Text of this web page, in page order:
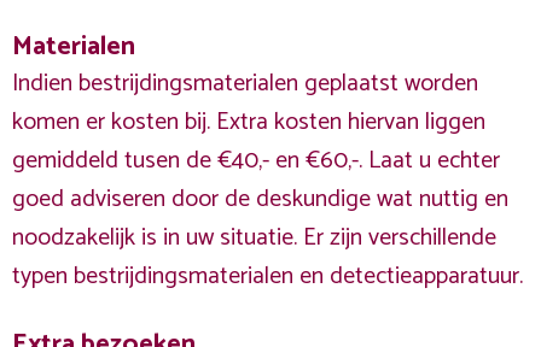
Materialen
Indien bestrijdingsmaterialen geplaatst worden
komen er kosten bij. Extra kosten hiervan liggen
gemiddeld tusen de €40,- en €60,-. Laat u echter
goed adviseren door de deskundige wat nuttig en
noodzakelijk is in uw situatie. Er zijn verschillende
typen bestrijdingsmaterialen en detectieapparatuur.